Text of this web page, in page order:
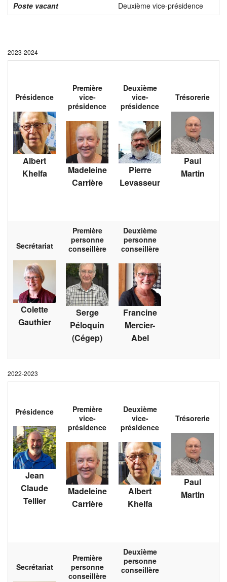
Poste vacant
Deuxième vice-présidence
2023-2024
Présidence
Albert
Khelfa
Première
vice-
présidence
Madeleine
Carrière
Deuxième
vice-
présidence
Pierre
Levasseur
Trésorerie
Paul
Martin
Secrétariat
Colette
Gauthier
Première
personne
conseillère
Serge
Péloquin
(Cégep)
Deuxième
personne
conseillère
Francine
Mercier-
Abel
2022-2023
Présidence
Jean
Claude
Tellier
Première
vice-
présidence
Madeleine
Carrière
Deuxième
vice-
présidence
Albert
Khelfa
Trésorerie
Paul
Martin
Secrétariat
Première
personne
conseillère
Deuxième
personne
conseillère